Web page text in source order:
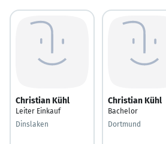
Christian Kühl
Leiter Einkauf
Dinslaken
Christian Kühl
Bachelor
Dortmund